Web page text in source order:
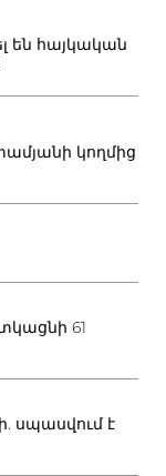
են հայկական
կողմից
61
սպասվում է
է